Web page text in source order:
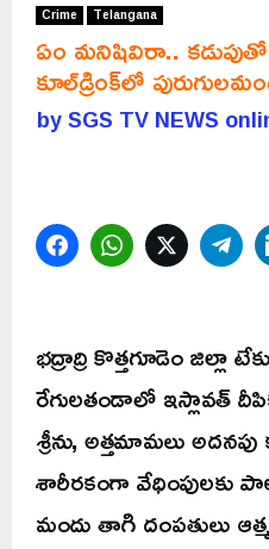
Crime Telangana
ఏం మనిషివిరా..
కూల్‌డ్రింక్‌లో
bySGS TV NEWS
FacebookWhatsAppTwitter
భద్రాద్రి కొత్తగూడెం జిల్లా
రేగులతండాలో ఇస్లావత్
శ్రీను, అత్తమామలు
శారీరకంగా వేధింపులకు
మందు తాగి దంపతులు